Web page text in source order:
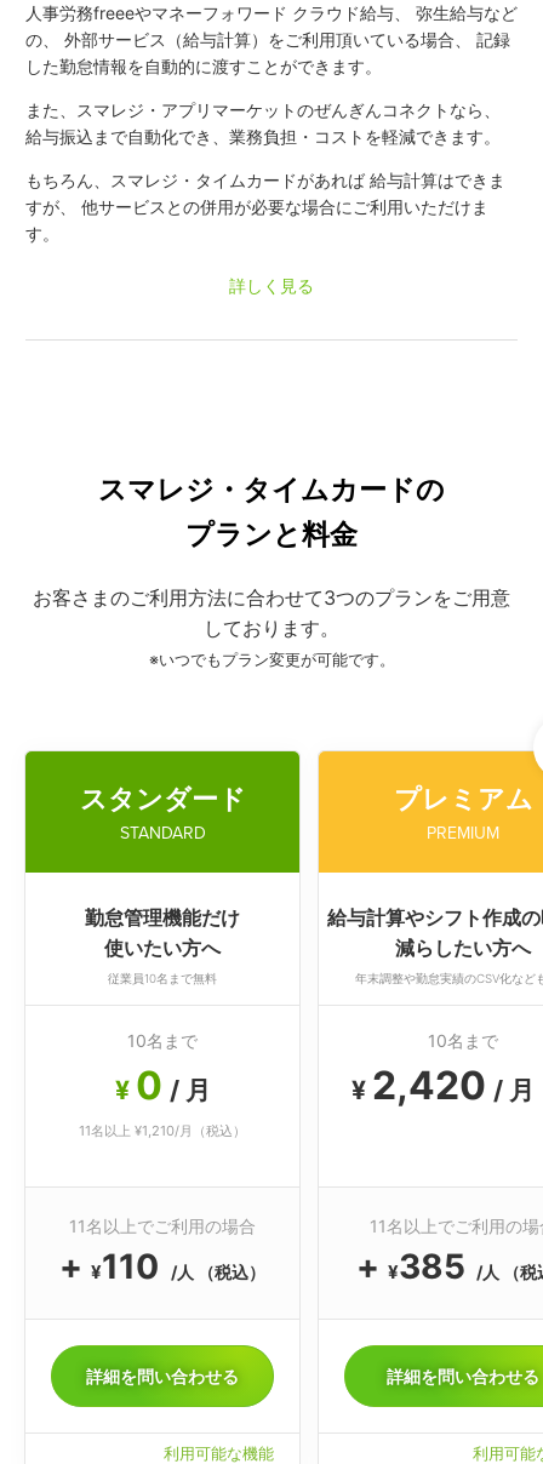
人事労務freeeやマネーフォワード クラウド給与、
弥生給与など
の、
外部サービス（給与計算）をご利用頂いている場合、
記録
した勤怠情報を自動的に渡すことができます。
また、スマレジ・アプリマーケットのぜんぎんコネクトなら、
給与振込まで自動化でき、業務負担・コストを軽減できます。
もちろん、スマレジ・タイムカードがあれば 給与計算はできま
すが、
他サービスとの併用が必要な場合にご利用いただけま
す。
詳しく見る
スマレジ・タイムカードの
プランと料金
お客さまのご利用方法に合わせて3つのプランをご用意
しております。
※いつでもプラン変更が可能です。
スタンダード
STANDARD
勤怠管理機能だけ
使いたい方へ
従業員10名まで無料
10名まで
¥ 0 / 月
11名以上 ¥1,210/月（税込）
11名以上でご利用の場合
+¥110 /人 （税込）
詳細を問い合わせる
利用可能な機能
プレミアム
PREMIUM
給与計算やシフト作成
減らしたい方へ
年末調整や勤怠実績のCSV化など
10名まで
¥ 2,420 / 月
11名以上でご利用の
+ ¥385 /人 （
詳細を問い合わせる
利用可能